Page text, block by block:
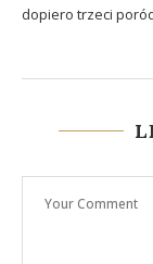
dopiero trzeci